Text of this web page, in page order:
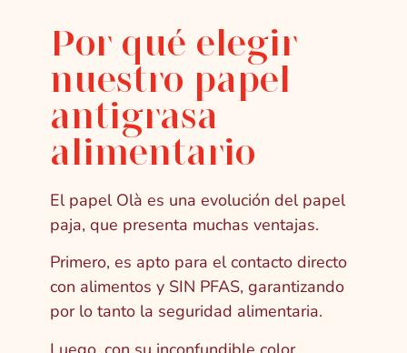
Por qué elegir
nuestro papel
antigrasa
alimentario
El papel Olà es una evolución del papel
paja, que presenta muchas ventajas.
Primero, es apto para el contacto directo
con alimentos y SIN PFAS, garantizando
por lo tanto la seguridad alimentaria.